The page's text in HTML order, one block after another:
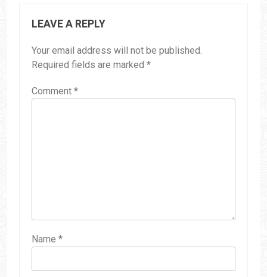
LEAVE A REPLY
Your email address will not be published.
Required fields are marked *
Comment *
Name *